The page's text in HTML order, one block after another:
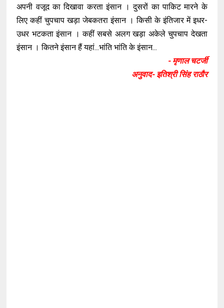
अपनी वजूद का दिखावा करता इंसान । दुसरों का पाकिट मारने के
लिए कहीं चुपचाप खड़ा जेबकतरा इंसान । किसी के इंतिजार में इधर-
उधर भटकता इंसान । कहीं सबसे अलग खड़ा अकेले चुपचाप देखता
इंसान । कितने इंसान हैं यहां...भांति भांति के इंसान...
- मृणाल चटर्जी
अनुवाद- इतिश्री सिंह राठौर